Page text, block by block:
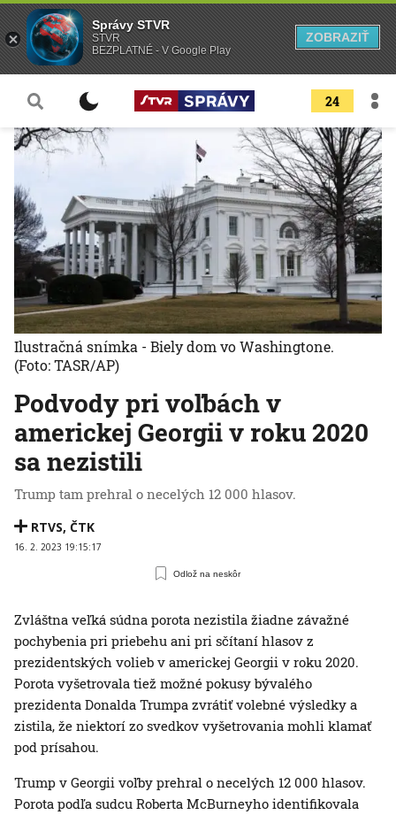
24
Podvody pri voľbách v
americkej Georgii v roku 2020
sa nezistili
Trump tam prehral o necelých 12 000 hlasov.
RTVS, ČTK
16. 2. 2023 19:15:17
Odlož na neskôr
Ilustračná snímka - Biely dom vo Washingtone.
(Foto: TASR/AP)
Zvláštna veľká súdna porota nezistila žiadne závažné
pochybenia pri priebehu ani pri sčítaní hlasov z
prezidentských volieb v americkej Georgii v roku 2020.
Porota vyšetrovala tiež možné pokusy bývalého
prezidenta Donalda Trumpa zvrátiť volebné výsledky a
zistila, že niektorí zo svedkov vyšetrovania mohli klamať
pod prísahou.
Trump v Georgii voľby prehral o necelých 12 000 hlasov.
Porota podľa sudcu Roberta McBurneyho identifikovala
Správy STVR
STVR
BEZPLATNÉ - V Google Play
ZOBRAZIŤ